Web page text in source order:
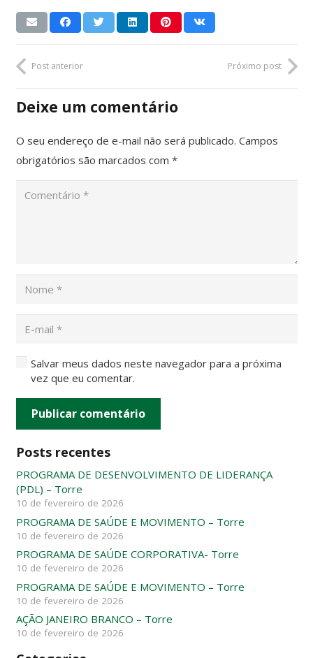
Post anterior Próximo post
Deixe um comentário
O seu endereço de e-mail não será publicado. Campos
obrigatórios são marcados com *
Salvar meus dados neste navegador para a próxima
vez que eu comentar.
Publicar comentário
Posts recentes
PROGRAMA DE DESENVOLVIMENTO DE LIDERANÇA
(PDL) – Torre
10 de fevereiro de 2026
PROGRAMA DE SAÚDE E MOVIMENTO – Torre
10 de fevereiro de 2026
PROGRAMA DE SAÚDE CORPORATIVA- Torre
10 de fevereiro de 2026
PROGRAMA DE SAÚDE E MOVIMENTO – Torre
10 de fevereiro de 2026
AÇÃO JANEIRO BRANCO – Torre
10 de fevereiro de 2026